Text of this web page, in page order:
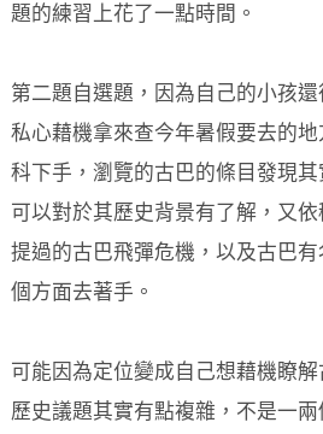
題的練習上花了一點時間。
第二題自選題，因為自己的小孩
私心藉機拿來查今年暑假要去的
科下手，瀏覽的古巴的條目發現
可以對於其歷史背景有了解，又
提過的古巴飛彈危機，以及古巴
個方面去著手。
可能因為定位變成自己想藉機瞭
歷史議題其實有點複雜，不是一